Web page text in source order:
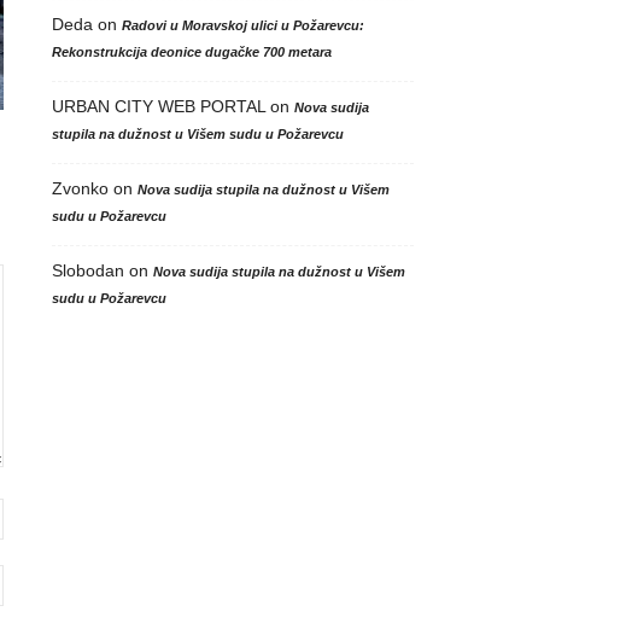
Deda on Radovi u Moravskoj ulici u Požarevcu:
Rekonstrukcija deonice dugačke 700 metara
URBAN CITY WEB PORTAL on Nova sudija
stupila na dužnost u Višem sudu u Požarevcu
Zvonkoon Nova sudija stupila na dužnost u Višem
sudu u Požarevcu
Slobodan on Nova sudija stupila na dužnost u Višem
sudu u Požarevcu